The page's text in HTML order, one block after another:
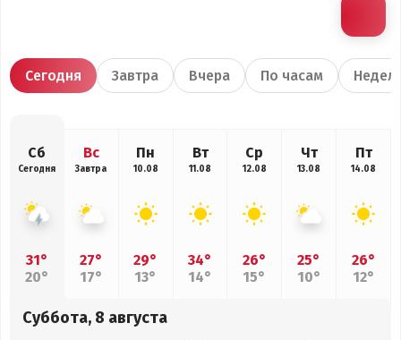
Сегодня Завтра Вчера По часам
Сб
Сегодня
31°
20°
Вс
Завтра
27°
17°
Пн
10.08
29°
13°
Вт
11.08
34°
14°
Ср
12.08
26°
15°
Чт
13.08
25°
10°
Пт
14.08
26°
12°
Суббота, 8 августа